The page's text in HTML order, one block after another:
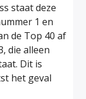
staat deze
1 en
de Top 40 af
die alleen
Dit is
het geval